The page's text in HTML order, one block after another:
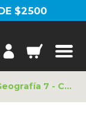
$2500
LIBRO DIGITAL - Geografía 7 - Conexiones 789 (EBI)